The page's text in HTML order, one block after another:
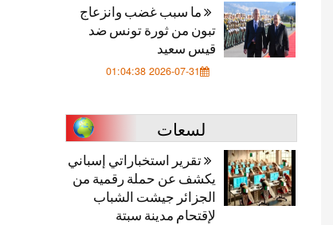
ما سبب غضب وانزعاج
تبون من ثورة تونس ضد
قيس سعيد
2026-07-31 01:04:38
لسعات
تقرير استخباراتي إسباني
يكشف عن حملة رقمية من
الجزائر جيشت الشباب
لإقتحام مدينة سبتة